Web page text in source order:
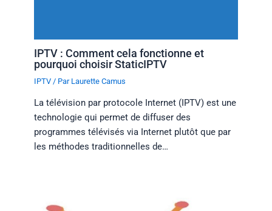
IPTV : Comment cela fonctionne et
pourquoi choisir StaticIPTV
IPTV / Par Laurette Camus
La télévision par protocole Internet (IPTV) est une
technologie qui permet de diffuser des
programmes télévisés via Internet plutôt que par
les méthodes traditionnelles de…